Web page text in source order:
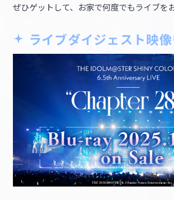
ぜひゲットして、お家で何度でもライブを
ライブダイジェスト映像